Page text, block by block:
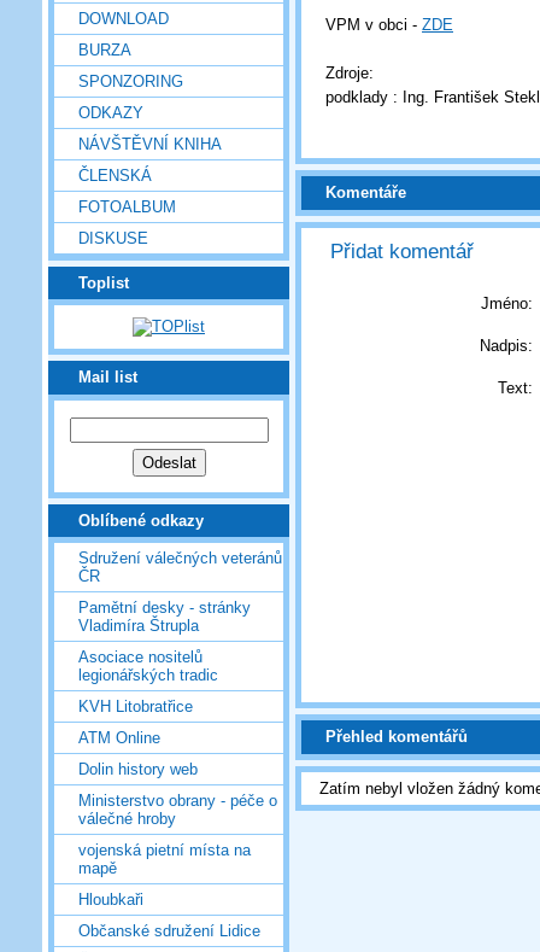
DOWNLOAD
BURZA
SPONZORING
ODKAZY
NÁVŠTĚVNÍ KNIHA
ČLENSKÁ
FOTOALBUM
DISKUSE
Toplist
Mail list
Oblíbené odkazy
Sdružení válečných veteránů
ČR
Pamětní desky - stránky
Vladimíra Štrupla
Asociace nositelů
legionářských tradic
KVH Litobratřice
ATM Online
Dolin history web
Ministerstvo obrany - péče o
válečné hroby
vojenská pietní místa na
mapě
Hloubkaři
Občanské sdružení Lidice
VPM v obci - ZDE
Zdroje:
podklady : Ing. František
Komentáře
Přidat komentář
Jméno:
Nadpis:
Text:
Přehled komentářů
Zatím nebyl vložen žádný